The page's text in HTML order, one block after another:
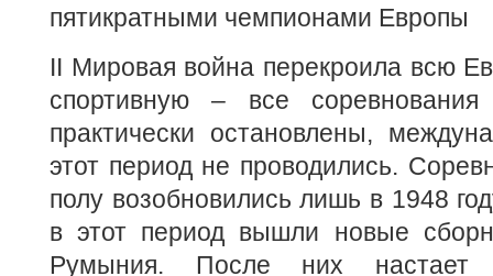
пятикратными чемпионами Европы
II Мировая война перекроила всю
спортивную – все
практически остановлены,
этот период не проводились.
полу возобновились лишь в 1948
в этот период вышли новые
Румыния. После них настает